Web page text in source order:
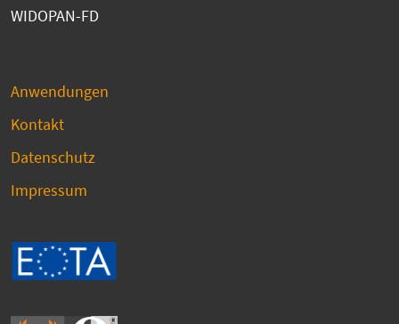
WIDOPAN-FD
Anwendungen
Kontakt
Datenschutz
Impressum